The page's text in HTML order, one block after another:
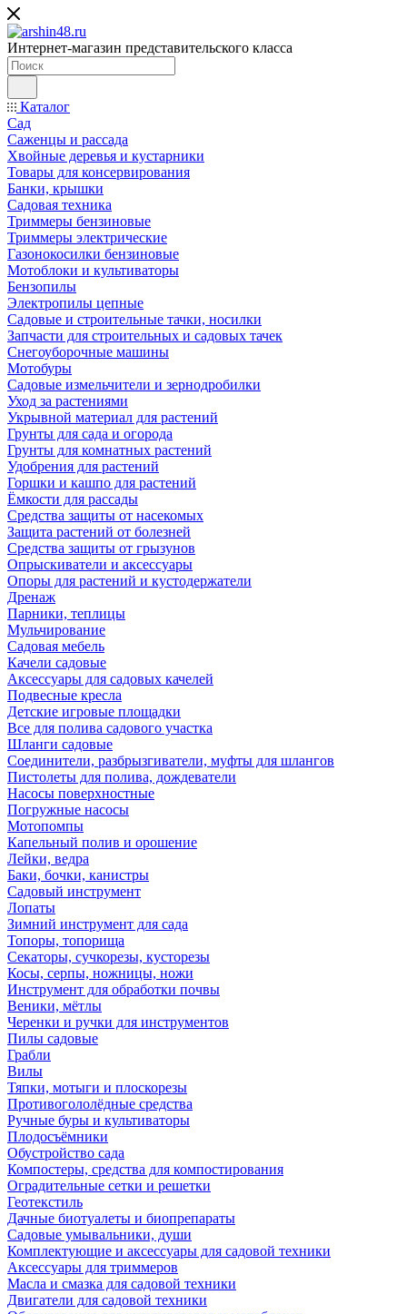
Интернет-магазин представительского класса
Каталог
Сад
Саженцы и рассада
Хвойные деревья и кустарники
Товары для консервирования
Банки, крышки
Садовая техника
Триммеры бензиновые
Триммеры электрические
Газонокосилки бензиновые
Мотоблоки и культиваторы
Бензопилы
Электропилы цепные
Садовые и строительные тачки, носилки
Запчасти для строительных и садовых тачек
Снегоуборочные машины
Мотобуры
Садовые измельчители и зернодробилки
Уход за растениями
Укрывной материал для растений
Грунты для сада и огорода
Грунты для комнатных растений
Удобрения для растений
Горшки и кашпо для растений
Ёмкости для рассады
Средства защиты от насекомых
Защита растений от болезней
Средства защиты от грызунов
Опрыскиватели и аксессуары
Опоры для растений и кустодержатели
Дренаж
Парники, теплицы
Мульчирование
Садовая мебель
Качели садовые
Аксессуары для садовых качелей
Подвесные кресла
Детские игровые площадки
Все для полива садового участка
Шланги садовые
Соединители, разбрызгиватели, муфты для шлангов
Пистолеты для полива, дождеватели
Насосы поверхностные
Погружные насосы
Мотопомпы
Капельный полив и орошение
Лейки, ведра
Баки, бочки, канистры
Садовый инструмент
Лопаты
Зимний инструмент для сада
Топоры, топорища
Секаторы, сучкорезы, кусторезы
Косы, серпы, ножницы, ножи
Инструмент для обработки почвы
Веники, мётлы
Черенки и ручки для инструментов
Пилы садовые
Грабли
Вилы
Тяпки, мотыги и плоскорезы
Противогололёдные средства
Ручные буры и культиваторы
Плодосъёмники
Обустройство сада
Компостеры, средства для компостирования
Оградительные сетки и решетки
Геотекстиль
Дачные биотуалеты и биопрепараты
Садовые умывальники, души
Комплектующие и аксессуары для садовой техники
Аксессуары для триммеров
Масла и смазка для садовой техники
Двигатели для садовой техники